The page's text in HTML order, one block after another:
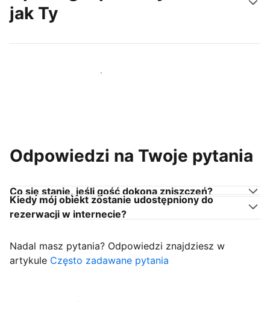
jak Ty
Dołącz do gospodarzy takich jak Ty
Odpowiedzi na Twoje pytania
Co się stanie, jeśli gość dokona zniszczeń?
Kiedy mój obiekt zostanie udostępniony do
rezerwacji w internecie?
Nadal masz pytania? Odpowiedzi znajdziesz w
artykule Często zadawane pytania
Zacznij przyjmować gości